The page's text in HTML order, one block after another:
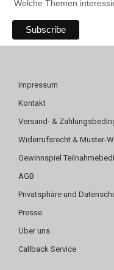
Welche Themen
Impressum
Kontakt
Versand- &
Widerrufsrecht & Muster-
Gewinnspiel
AGB
Privatsphäre und
Presse
Über uns
Callback Service